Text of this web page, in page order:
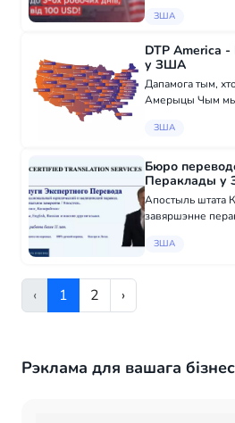
працоўных дзён!
дапама...
ЗША
DTP America
у ЗША
Дапамога тым,
Амерыцы Чым мы
дзеянняў пасля
грошавую
ЗША
Бюро
Пераклады
Апостыль штата
завяршэнне
Медыцынскі,
ЗША
‹ 1 2 ›
Рэклама для вашага